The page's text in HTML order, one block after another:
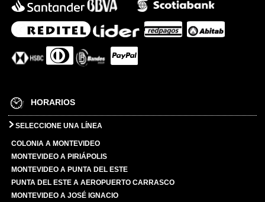
HORARIOS
SELECCIONE UNA LÍNEA
COLONIA A MONTEVIDEO
MONTEVIDEO A PIRIÁPOLIS
MONTEVIDEO A PUNTA DEL ESTE
PUNTA DEL ESTE A AEROPUERTO CARRASCO
MONTEVIDEO A JOSÉ IGNACIO